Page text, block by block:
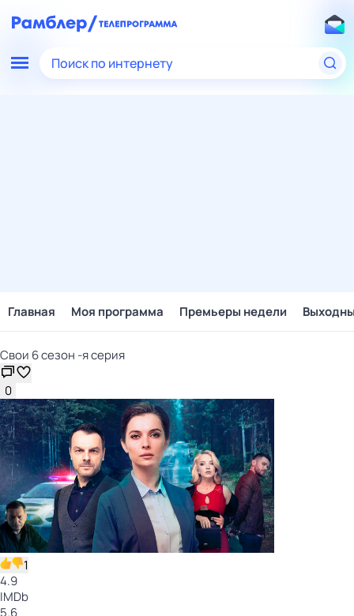
Поиск по интернету
Главная Моя программа Премьеры недели
Свои 6 сезон -я серия
0
1
4.9
IMDb
5.6